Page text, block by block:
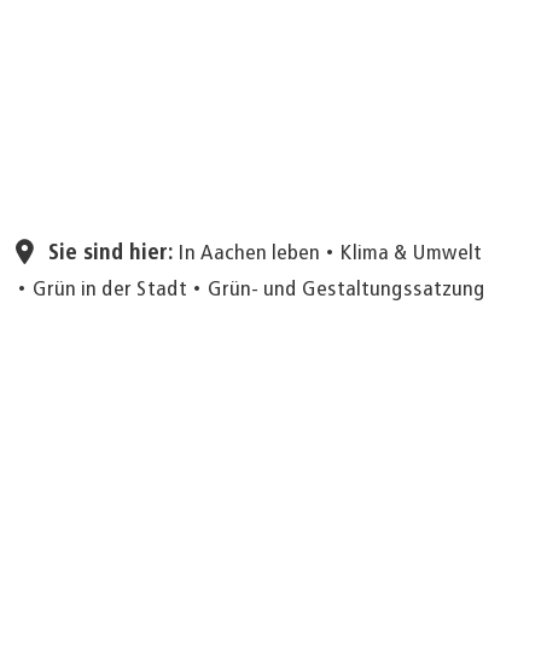
Sie sind hier: In Aachen leben
Klima & Umwelt
Grün in der Stadt
Grün- und Gestaltungssatzung